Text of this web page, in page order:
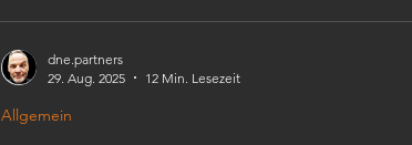
Allgemein
dne.partners
29. Aug. 2025
12 Min. Lesezeit